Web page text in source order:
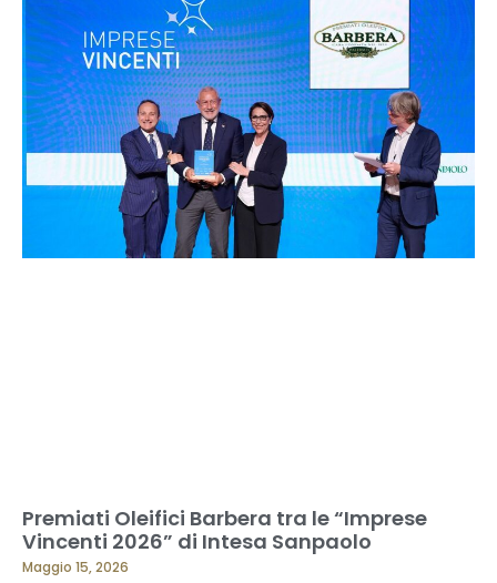
Premiati Oleifici Barbera tra le “Imprese
Vincenti 2026” di Intesa Sanpaolo
Maggio 15, 2026